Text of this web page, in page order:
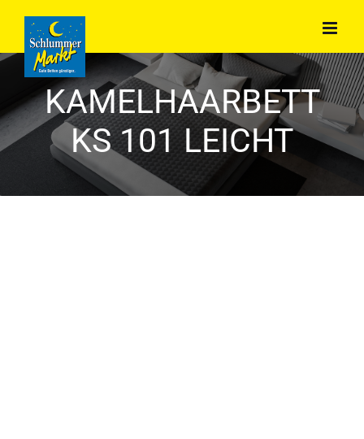
Inhalt
springen
KAMELHAARBETT
KS 101 LEICHT